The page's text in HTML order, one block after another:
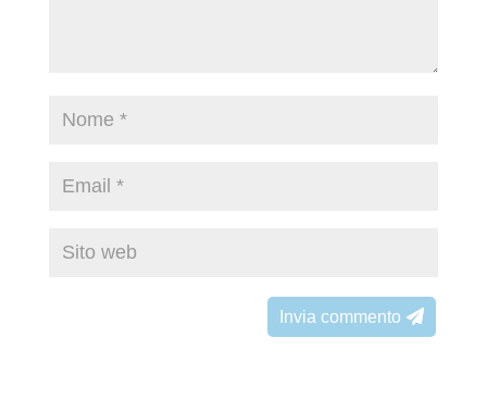
Invia commento